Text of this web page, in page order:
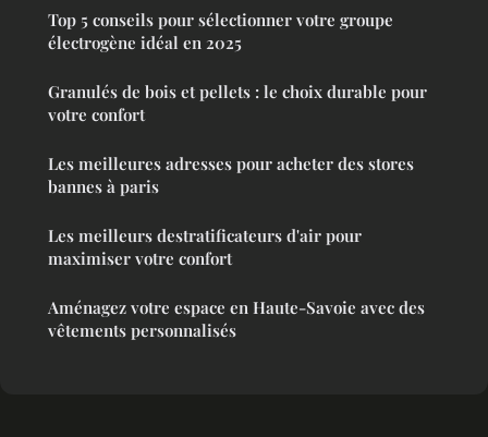
Top 5 conseils pour sélectionner votre groupe
électrogène idéal en 2025
Granulés de bois et pellets : le choix durable pour
votre confort
Les meilleures adresses pour acheter des stores
bannes à paris
Les meilleurs destratificateurs d'air pour
maximiser votre confort
Aménagez votre espace en Haute-Savoie avec des
vêtements personnalisés